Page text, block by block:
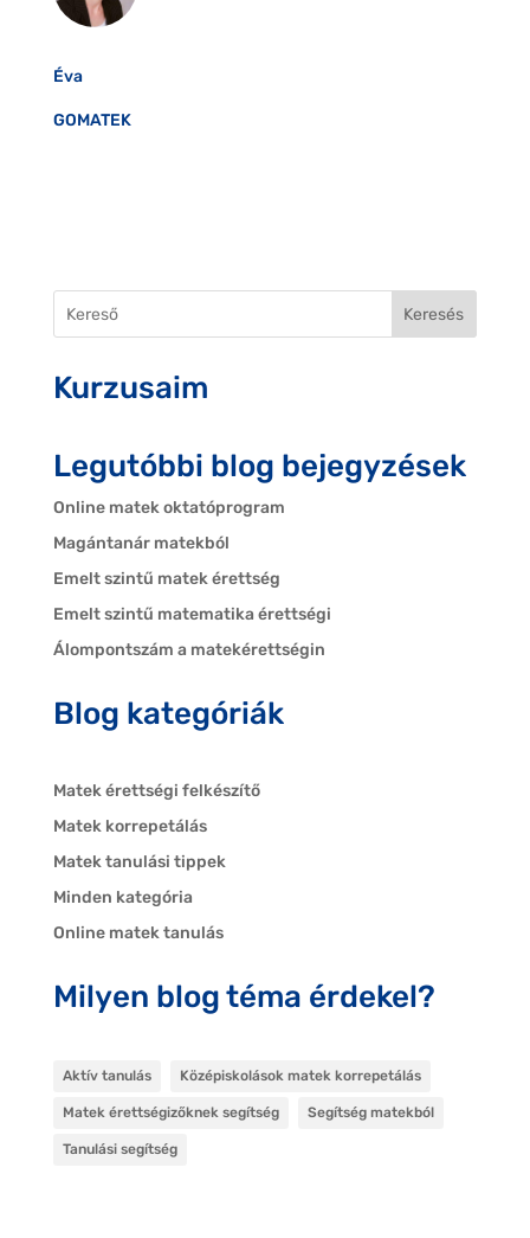
Éva
GOMATEK
Keresés
Kurzusaim
Legutóbbi blog bejegyzések
Online matek oktatóprogram
Magántanár matekból
Emelt szintű matek érettség
Emelt szintű matematika érettségi
Álompontszám a matekérettségin
Blog kategóriák
Matek érettségi felkészítő
Matek korrepetálás
Matek tanulási tippek
Minden kategória
Online matek tanulás
Milyen blog téma érdekel?
Aktív tanulás Középiskolások matek korrepetálás
Matek érettségizőknek segítség Segítség matekból
Tanulási segítség